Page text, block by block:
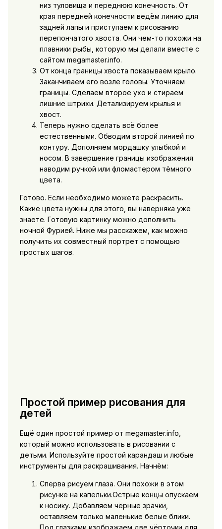
низ туловища и переднюю конечность. От
края передней конечности ведём линию для
задней лапы и приступаем к рисованию
перепончатого хвоста. Они чем-то похожи на
плавники рыбы, которую мы делали вместе с
сайтом megamaster.info.
От конца границы хвоста показываем крыло.
Заканчиваем его возле головы. Уточняем
границы. Сделаем второе ухо и стираем
лишние штрихи. Детализируем крылья и
хвост.
Теперь нужно сделать всё более
естественными. Обводим второй линией по
контуру. Дополняем мордашку улыбкой и
носом. В завершение границы изображения
наводим ручкой или фломастером тёмного
цвета.
Готово. Если необходимо можете раскрасить.
Какие цвета нужны для этого, вы наверняка уже
знаете. Готовую картинку можно дополнить
ночной Фурией. Ниже мы расскажем, как можно
получить их совместный портрет с помощью
простых шагов.
Простой пример рисования для
детей
Ещё один простой пример от megamaster.info,
который можно использовать в рисовании с
детьми. Используйте простой карандаш и любые
инструменты для раскрашивания. Начнём:
Сперва рисуем глаза. Они похожи в этом
рисунке на капельки.Острые концы опускаем
к носику. Добавляем чёрные зрачки,
оставляем только маленькие белые блики.
Под глазками изображаем две чёрточки для